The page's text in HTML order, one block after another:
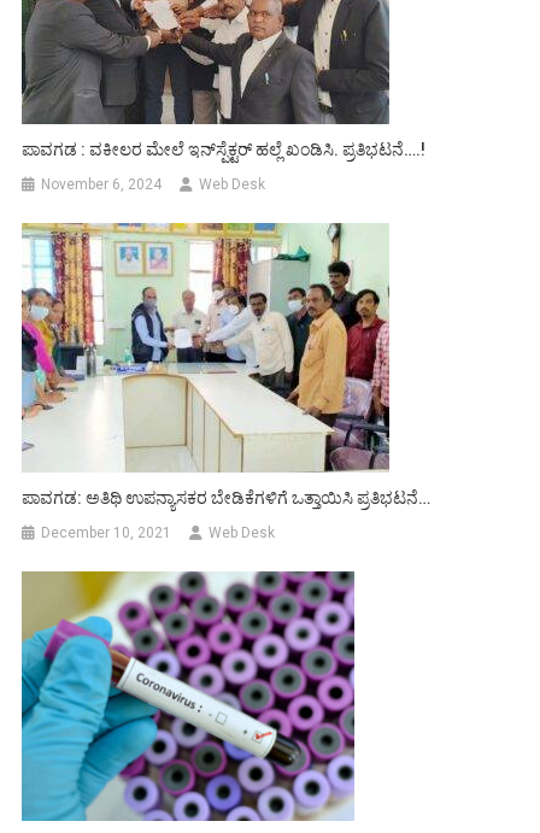
ಪಾವಗಡ : ವಕೀಲರ ಮೇಲೆ ಇನ್‌ಸ್ಪೆಕ್ಟರ್ ಹಲ್ಲೆ ಖಂಡಿಸಿ. ಪ್ರತಿಭಟನೆ….!
November 6, 2024 Web Desk
ಪಾವಗಡ: ಅತಿಥಿ ಉಪನ್ಯಾಸಕರ ಬೇಡಿಕೆಗಳಿಗೆ ಒತ್ತಾಯಿಸಿ ಪ್ರತಿಭಟನೆ…
December 10, 2021 Web Desk